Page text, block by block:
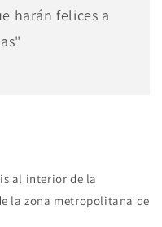
harán felices a
al interior de la
la zona metropolitana de